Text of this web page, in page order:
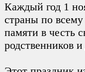
Каждый год 1
страны по
памяти в честь
родственников и